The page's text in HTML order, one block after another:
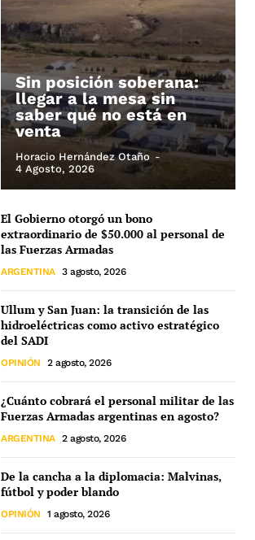
Sin posición soberana:
llegar a la mesa sin
saber qué no está en
venta
Horacio Hernández Otaño -
4 Agosto, 2026
El Gobierno otorgó un bono
extraordinario de $50.000 al personal de
las Fuerzas Armadas
ARGENTINA 3 agosto, 2026
Ullum y San Juan: la transición de las
hidroeléctricas como activo estratégico
del SADI
OPINIÓN 2 agosto, 2026
¿Cuánto cobrará el personal militar de las
Fuerzas Armadas argentinas en agosto?
ARGENTINA 2 agosto, 2026
De la cancha a la diplomacia: Malvinas,
fútbol y poder blando
OPINIÓN 1 agosto, 2026